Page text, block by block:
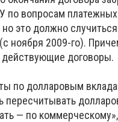
по вопросам
это должно
ноября 2009-го).
действующие договоры.
по долларовым
пересчитывать
— по